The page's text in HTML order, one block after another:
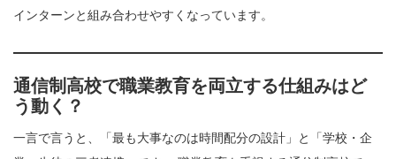
インターンと組み合わせやすくなっています。
通信制高校で職業教育を両立する仕組みはど
う動く？
一言で言うと、「最も大事なのは時間配分の設計」と「学校・企